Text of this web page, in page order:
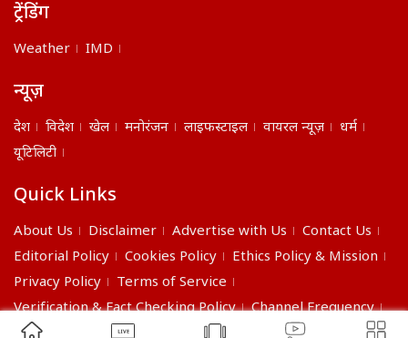
ट्रेंडिंग
Weather IMD
न्यूज़
देश विदेश खेल मनोरंजन लाइफस्टाइल वायरल न्यूज़
धर्म
यूटिलिटी
Quick Links
About Us Disclaimer Advertise with Us
Contact Us
Editorial Policy
Cookies Policy
Ethics Policy & Mission
Privacy Policy
Terms of Service
Verification & Fact Checking Policy
Channel Frequency